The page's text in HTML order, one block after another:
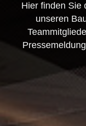
Hier finden Sie
unseren